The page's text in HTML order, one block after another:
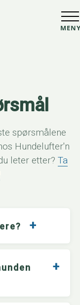
spørsmålene
Hundelufter'n
leter etter? Ta
+
+